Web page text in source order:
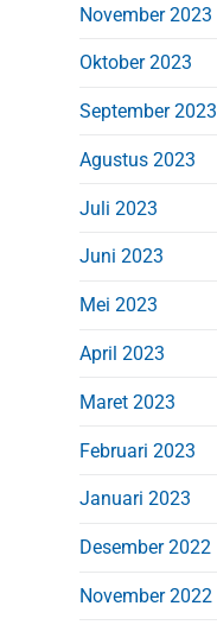
November 2023
Oktober 2023
September 2023
Agustus 2023
Juli 2023
Juni 2023
Mei 2023
April 2023
Maret 2023
Februari 2023
Januari 2023
Desember 2022
November 2022